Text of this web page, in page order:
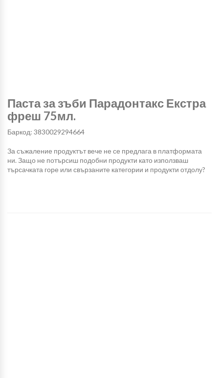
Паста за зъби Парадонтакс Екстра
фреш 75мл.
Баркод: 3830029294664
За съжаление продуктът вече не се предлага в платформата
ни. Защо не потърсиш подобни продукти като използваш
търсачката горе или свързаните категории и продукти отдолу?